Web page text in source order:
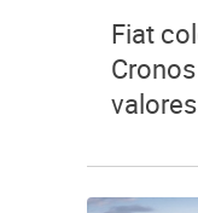
Fiat
valores